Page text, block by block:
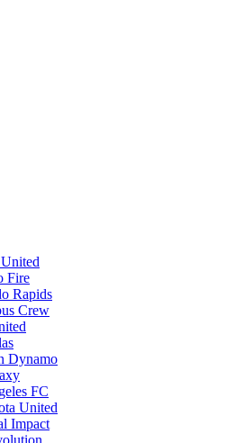
Fire
Rapids
Crew
Dynamo
FC
United
Impact